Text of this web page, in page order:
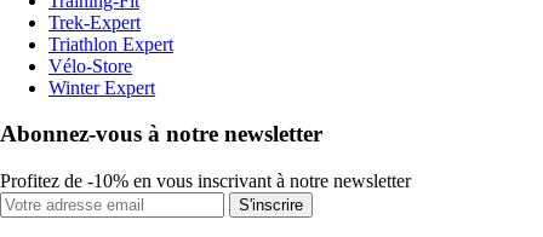
Trek-Expert
Triathlon Expert
Vélo-Store
Winter Expert
Abonnez-vous à notre newsletter
Profitez de -10% en vous inscrivant à notre newsletter
S'inscrire